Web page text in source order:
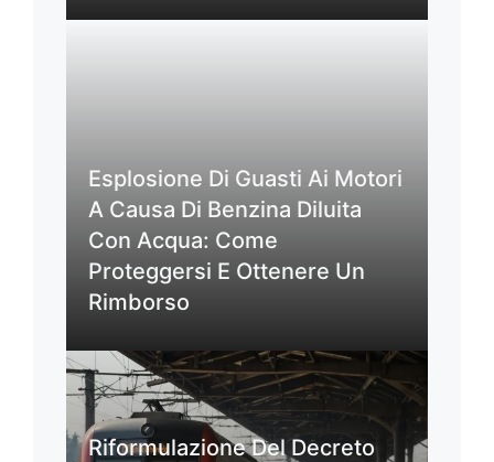
Esplosione Di Guasti Ai Motori
A Causa Di Benzina Diluita
Con Acqua: Come
Proteggersi E Ottenere Un
Rimborso
Riformulazione Del Decreto